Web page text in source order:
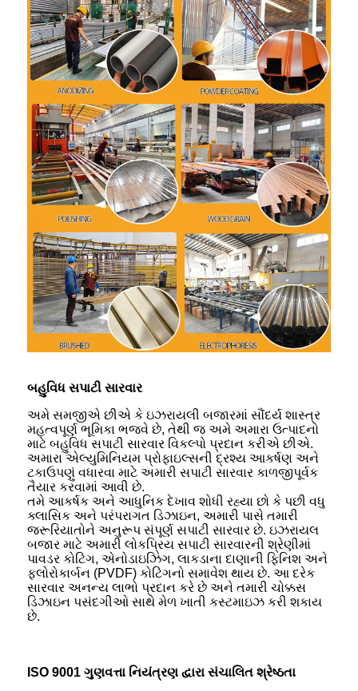
બહુવિધ સપાટી સારવાર
અમે સમજીએ છીએ કે ઇઝરાયલી બજારમાં સૌંદર્ય શાસ્ત્ર
મહત્વપૂર્ણ ભૂમિકા ભજવે છે, તેથી જ અમે અમારા ઉત્પાદનો
માટે બહુવિધ સપાટી સારવાર વિકલ્પો પ્રદાન કરીએ છીએ.
અમારા એલ્યુમિનિયમ પ્રોફાઇલ્સની દ્રશ્ય આકર્ષણ અને
ટકાઉપણું વધારવા માટે અમારી સપાટી સારવાર કાળજીપૂર્વક
તૈયાર કરવામાં આવી છે.
તમે આકર્ષક અને આધુનિક દેખાવ શોધી રહ્યા છો કે પછી વધુ
ક્લાસિક અને પરંપરાગત ડિઝાઇન, અમારી પાસે તમારી
જરૂરિયાતોને અનુરૂપ સંપૂર્ણ સપાટી સારવાર છે. ઇઝરાયલ
બજાર માટે અમારી લોકપ્રિય સપાટી સારવારની શ્રેણીમાં
પાવડર કોટિંગ, એનોડાઇઝિંગ, લાકડાના દાણાની ફિનિશ અને
ફ્લોરોકાર્બન (PVDF) કોટિંગનો સમાવેશ થાય છે. આ દરેક
સારવાર અનન્ય લાભો પ્રદાન કરે છે અને તમારી ચોક્કસ
ડિઝાઇન પસંદગીઓ સાથે મેળ ખાતી કસ્ટમાઇઝ કરી શકાય
છે.
ISO 9001 ગુણવત્તા નિયંત્રણ દ્વારા સંચાલિત શ્રેષ્ઠતા